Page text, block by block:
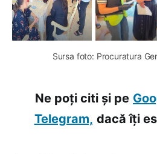
Sursa foto: Procuratura
Ne poți citi și pe
Telegram, dacă îți